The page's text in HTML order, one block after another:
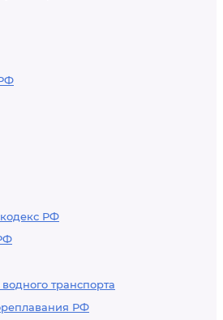
РФ
транспорта
РФ